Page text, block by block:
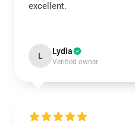
excellent.
L Lydia
Verified owner